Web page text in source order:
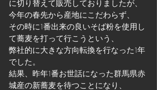
に切り替えて販売しておりましたが、
今年の春先から産地にこだわらず、
その時に1番出来の良いそば粉を使用し
て蕎麦を打って行こうという、
弊社的に大きな方向転換を行なった1年
でした。
結果、昨年1番お世話になった群馬県赤
城産の新蕎麦を待つことになり、